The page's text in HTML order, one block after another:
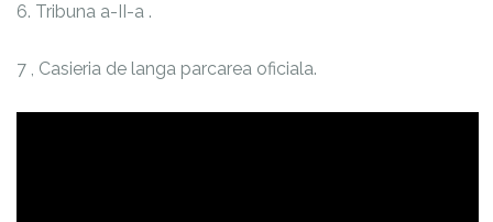
6. Tribuna a-II-a .
7 , Casieria de langa parcarea oficiala.